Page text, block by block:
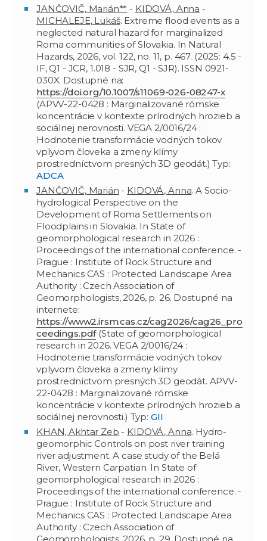
JANČOVIČ, Marián** - KIDOVÁ, Anna -
MICHALEJE, Lukáš. Extreme flood events as a
neglected natural hazard for marginalized
Roma communities of Slovakia. In Natural
Hazards, 2026, vol. 122, no. 11, p. 467. (2025: 4.5 -
IF, Q1 - JCR, 1.018 - SJR, Q1 - SJR). ISSN 0921-
030X. Dostupné na:
https://doi.org/10.1007/s11069-026-08247-x
(APVV-22-0428 : Marginalizované rómske
koncentrácie v kontexte prírodných hrozieb a
sociálnej nerovnosti. VEGA 2/0016/24 :
Hodnotenie transformácie vodných tokov
vplyvom človeka a zmeny klímy
prostredníctvom presných 3D geodát.) Typ:
ADCA
JANČOVIČ, Marián - KIDOVÁ, Anna. A Socio-
hydrological Perspective on the
Development of Roma Settlements on
Floodplains in Slovakia. In State of
geomorphological research in 2026 :
Proceedings of the international conference. -
Prague : Institute of Rock Structure and
Mechanics CAS : Protected Landscape Area
Authority : Czech Association of
Geomorphologists, 2026, p. 26. Dostupné na
internete:
https://www2.irsm.cas.cz/cag2026/cag26_pro
ceedings.pdf(State of geomorphological
research in 2026. VEGA 2/0016/24 :
Hodnotenie transformácie vodných tokov
vplyvom človeka a zmeny klímy
prostredníctvom presných 3D geodát. APVV-
22-0428 : Marginalizované rómske
koncentrácie v kontexte prírodných hrozieb a
sociálnej nerovnosti.) Typ: GII
KHAN, Akhtar Zeb - KIDOVÁ, Anna. Hydro-
geomorphic Controls on post river training
river adjustment. A case study of the Belá
River, Western Carpatian. In State of
geomorphological research in 2026 :
Proceedings of the international conference. -
Prague : Institute of Rock Structure and
Mechanics CAS : Protected Landscape Area
Authority : Czech Association of
Geomorphologists, 2026, p. 29. Dostupné na